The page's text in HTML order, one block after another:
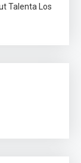
Talenta Los